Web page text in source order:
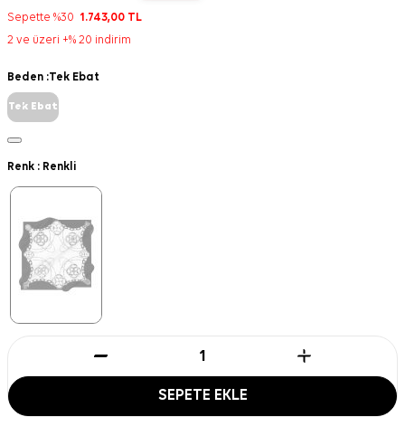
Sepette %30 1.743,00 TL
2 ve üzeri +% 20 indirim
Beden :Tek Ebat
Tek Ebat
Renk : Renkli
SEPETE EKLE